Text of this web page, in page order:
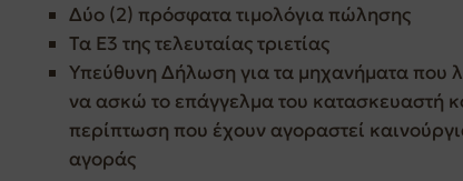
Δύο (2) πρόσφατα τιμολόγια πώλησης
Τα Ε3 της τελευταίας τριετίας
Υπεύθυνη Δήλωση για τα μηχανήματα που
να ασκώ το επάγγελμα του κατασκευαστή
περίπτωση που έχουν αγοραστεί
αγοράς